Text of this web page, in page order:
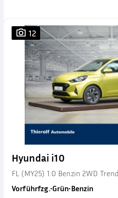
12
Hyundai i10
FL (MY25) 1.0 Benzin 2WD
Vorführfzg.•Grün•Benzin